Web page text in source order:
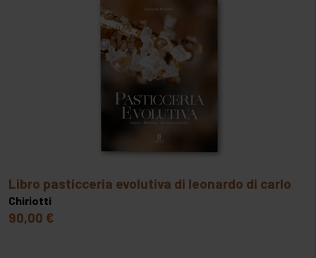
libro pasticceria evolutiva di leonardo di carlo
Chiriotti
90,00 €